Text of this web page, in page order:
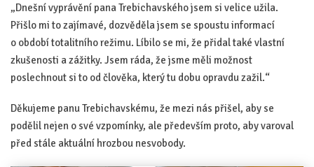
„Dnešní vyprávění pana Trebichavského jsem si velice užila.
Přišlo mi to zajímavé, dozvěděla jsem se spoustu informací
o období totalitního režimu. Líbilo se mi, že přidal také vlastní
zkušenosti a zážitky. Jsem ráda, že jsme měli možnost
poslechnout si to od člověka, který tu dobu opravdu zažil.“
Děkujeme panu Trebichavskému, že mezi nás přišel, aby se
podělil nejen o své vzpomínky, ale především proto, aby varoval
před stále aktuální hrozbou nesvobody.